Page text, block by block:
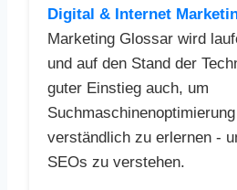
Digital & Internet
Marketing Glossar wird
und auf den Stand der
guter Einstieg auch, um
verständlich zu erlernen -
SEOs zu verstehen.